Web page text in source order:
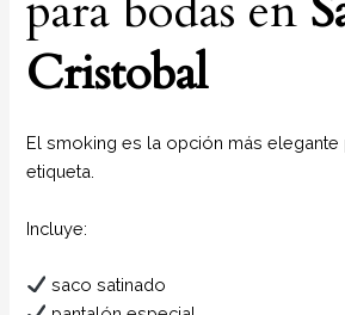
Cristobal
El smoking es la opción más elegante
etiqueta.
Incluye:
saco satinado